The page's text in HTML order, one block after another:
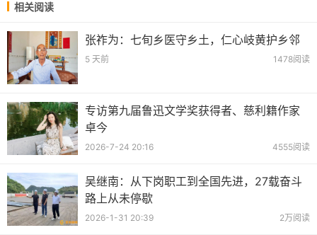
相关阅读
张祚为：七旬乡医守乡土，仁心岐黄护乡邻
5 天前 1478阅读
专访第九届鲁迅文学奖获得者、慈利籍作家
卓今
2026-7-24 20:16 4555阅读
吴继南：从下岗职工到全国先进，27载奋斗
路上从未停歇
2026-1-31 20:39 2万阅读